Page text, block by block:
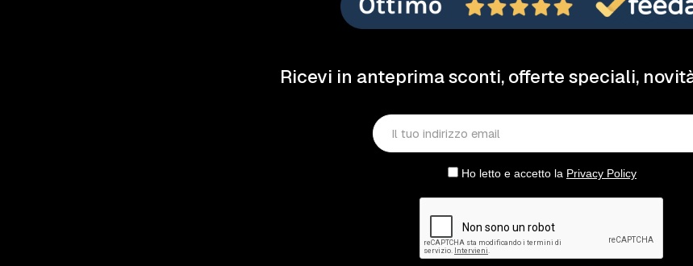
Ricevi in anteprima sconti, offerte speciali,
Ho letto e accetto la Privacy Policy